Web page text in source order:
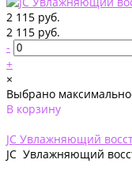
2 115 руб.
2 115 руб.
-
+
×
Выбрано
В корзину
JС Увлажняющий
JС Увлажняющий